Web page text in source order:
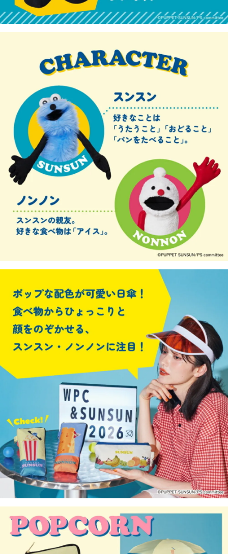
２．關於個人資料處理事宜，請瀏覽以下網址：
https://aftee.tw/terms/#terms3
３．未成年的使用者請事先徵得法定代理人或監護人之同意方可使用
「AFTEE先享後付」，若未經同意申辦者引起之損失，本公司不負相關責
４．使用「AFTEE先享後付」時，將依據個別帳號之用戶狀況，依本公司即
時審查核予不同之上限額度；若仍有額度不足之情形，本公司將視審查結果
請求用戶進行身份認證。
５．嚴禁一人註冊多個帳號或使用他人資訊註冊。若發現惡意使用之情形，
恩沛科技股份有限公司將有權停止該用戶之使用額度並採取法律行動。